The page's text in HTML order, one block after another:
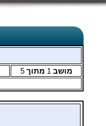
מושב 1 מתוך5